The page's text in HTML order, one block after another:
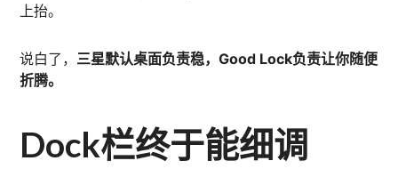
上抬。
说白了， 三星默认桌面负责稳，Good Lock负责让你随便
折腾。
Dock栏终于能细调